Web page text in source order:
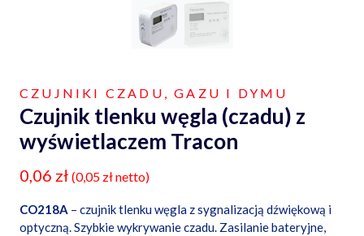
CZUJNIKI CZADU, GAZU I DYMU
Czujnik tlenku węgla (czadu) z
wyświetlaczem Tracon
0,06 zł (0,05 złnetto)
CO218A – czujnik tlenku węgla z sygnalizacją dźwiękową i
optyczną. Szybkie wykrywanie czadu. Zasilanie bateryjne,